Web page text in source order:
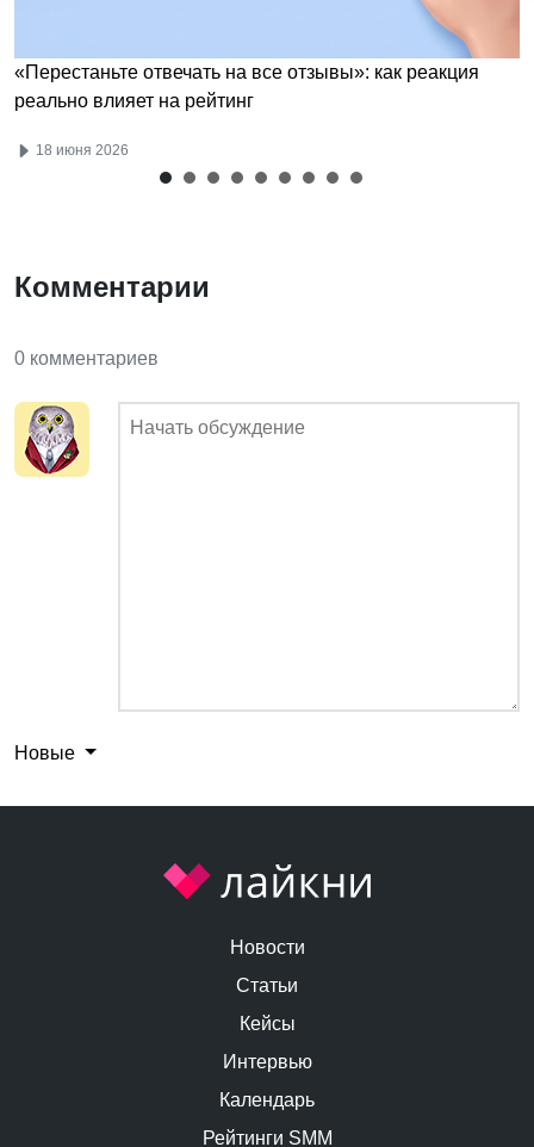
«Перестаньте отвечать на все отзывы»: как реакция
реально влияет на рейтинг
18 июня 2026
Комментарии
0 комментариев
Новые
Новости
Статьи
Кейсы
Интервью
Календарь
Рейтинги SMM